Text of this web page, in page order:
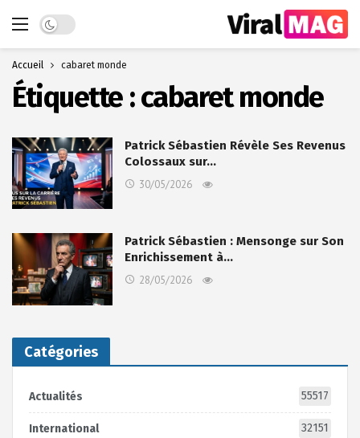
Dark mode
Accueil cabaret monde
Étiquette :cabaret monde
Patrick Sébastien Révèle Ses Revenus
Colossaux sur…
30/05/2026
Patrick Sébastien : Mensonge sur Son
Enrichissement à…
28/05/2026
Catégories
Actualités 55517
International 32151